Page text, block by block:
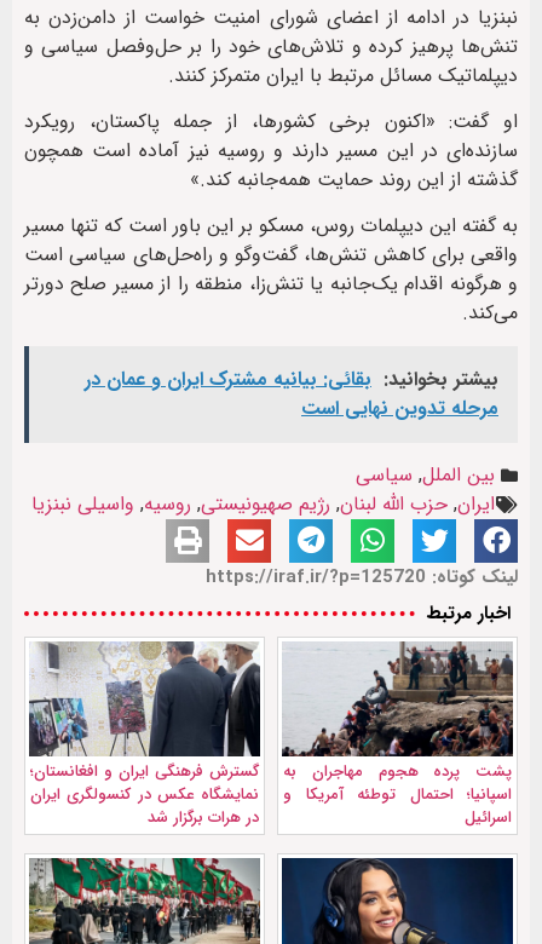
نبنزیا در ادامه از اعضای شورای امنیت خواست از دامن‌زدن به
تنش‌ها پرهیز کرده و تلاش‌های خود را بر حل‌وفصل سیاسی و
دیپلماتیک مسائل مرتبط با ایران متمرکز کنند.
او گفت: «اکنون برخی کشورها، از جمله پاکستان، رویکرد
سازنده‌ای در این مسیر دارند و روسیه نیز آماده است همچون
گذشته از این روند حمایت همه‌جانبه کند.»
به گفته این دیپلمات روس، مسکو بر این باور است که تنها مسیر
واقعی برای کاهش تنش‌ها، گفت‌وگو و راه‌حل‌های سیاسی است
و هرگونه اقدام یک‌جانبه یا تنش‌زا، منطقه را از مسیر صلح دورتر
می‌کند.
بیشتر بخوانید: بقائی: بیانیه مشترک ایران و عمان در
مرحله تدوین نهایی است
بین الملل, سیاسی
ایران, حزب الله لبنان, رژیم صهیونیستی, روسیه, واسیلی نبنزیا
لینک کوتاه: https://iraf.ir/?p=125720
اخبار مرتبط
پشت پرده هجوم مهاجران به
اسپانیا؛ احتمال توطئه آمریکا و
اسرائیل
گسترش فرهنگی ایران و افغانستان؛
نمایشگاه عکس در کنسولگری ایران
در هرات برگزار شد